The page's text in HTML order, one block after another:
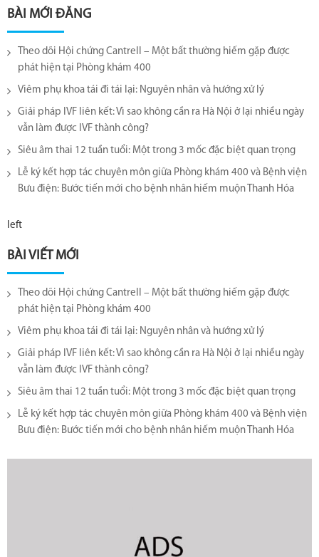
BÀI MỚI ĐĂNG
Theo dõi Hội chứng Cantrell – Một bất thường hiếm gặp được
phát hiện tại Phòng khám 400
Viêm phụ khoa tái đi tái lại​: Nguyên nhân và hướng xử lý
Giải pháp IVF liên kết: Vì sao không cần ra Hà Nội ở lại nhiều ngày
vẫn làm được IVF thành công?
Siêu âm thai 12 tuần tuổi: Một trong 3 mốc đặc biệt quan trọng
Lễ ký kết hợp tác chuyên môn giữa Phòng khám 400 và Bệnh viện
Bưu điện: Bước tiến mới cho bệnh nhân hiếm muộn Thanh Hóa
left
BÀI VIẾT MỚI
Theo dõi Hội chứng Cantrell – Một bất thường hiếm gặp được
phát hiện tại Phòng khám 400
Viêm phụ khoa tái đi tái lại​: Nguyên nhân và hướng xử lý
Giải pháp IVF liên kết: Vì sao không cần ra Hà Nội ở lại nhiều ngày
vẫn làm được IVF thành công?
Siêu âm thai 12 tuần tuổi: Một trong 3 mốc đặc biệt quan trọng
Lễ ký kết hợp tác chuyên môn giữa Phòng khám 400 và Bệnh viện
Bưu điện: Bước tiến mới cho bệnh nhân hiếm muộn Thanh Hóa